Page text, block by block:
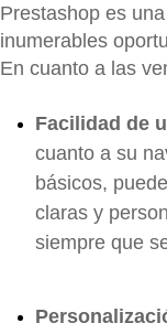
Prestashop es
inumerables
En cuanto a las
Facilidad de
cuanto a su
básicos,
claras y
siempre que